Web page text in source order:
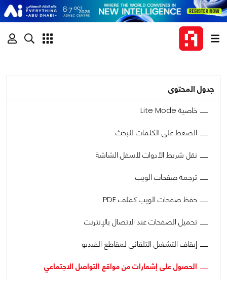
جدول المحتوى
خاصية Lite Mode
الضغط على الكلمات للبحث
نقل شريط الأدوات لأسفل الشاشة
ترجمة صفحات الويب
حفظ صفحات الويب كملف PDF
تحميل الصفحات عند الاتصال بالإنترنت
إيقاف التشغيل التلقائي لمقاطع الفيديو
الحصول على إشعارات من مواقع التواصل الاجتماعي